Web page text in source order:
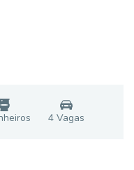
s 4 Vagas